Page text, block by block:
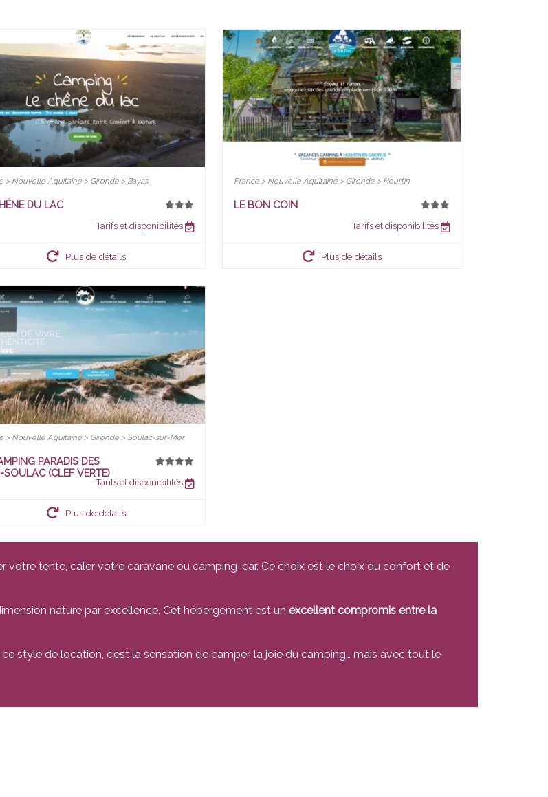
> Nouvelle Aquitaine > Gironde > Bayas
DU LAC
Tarifs et disponibilités
Plus de détails
France > Nouvelle Aquitaine > Gironde > Hourtin
LE BON COIN
Tarifs et disponibilités
Plus de détails
> Nouvelle Aquitaine > Gironde > Soulac-sur-Mer
PARADIS DES
SOULAC (CLEF VERTE)
Tarifs et disponibilités
Plus de détails
votre tente, caler votre caravane ou camping-car. Ce choix est le choix du confort et de
nature par excellence. Cet hébergement est un excellent compromis entre la
style de location, c’est la sensation de camper, la joie du camping… mais avec tout le